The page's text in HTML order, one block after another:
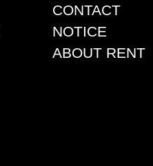
CONTACT
NOTICE
ABOUT RENT